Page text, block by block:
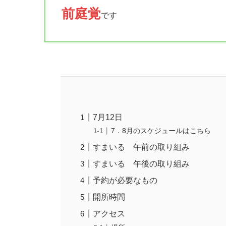
前庭覚です
7月12日
7．8月のスケジュールはこちら
すまいる 午前の取り組み
すまいる 午後の取り組み
予約が必要なもの
開所時間
アクセス